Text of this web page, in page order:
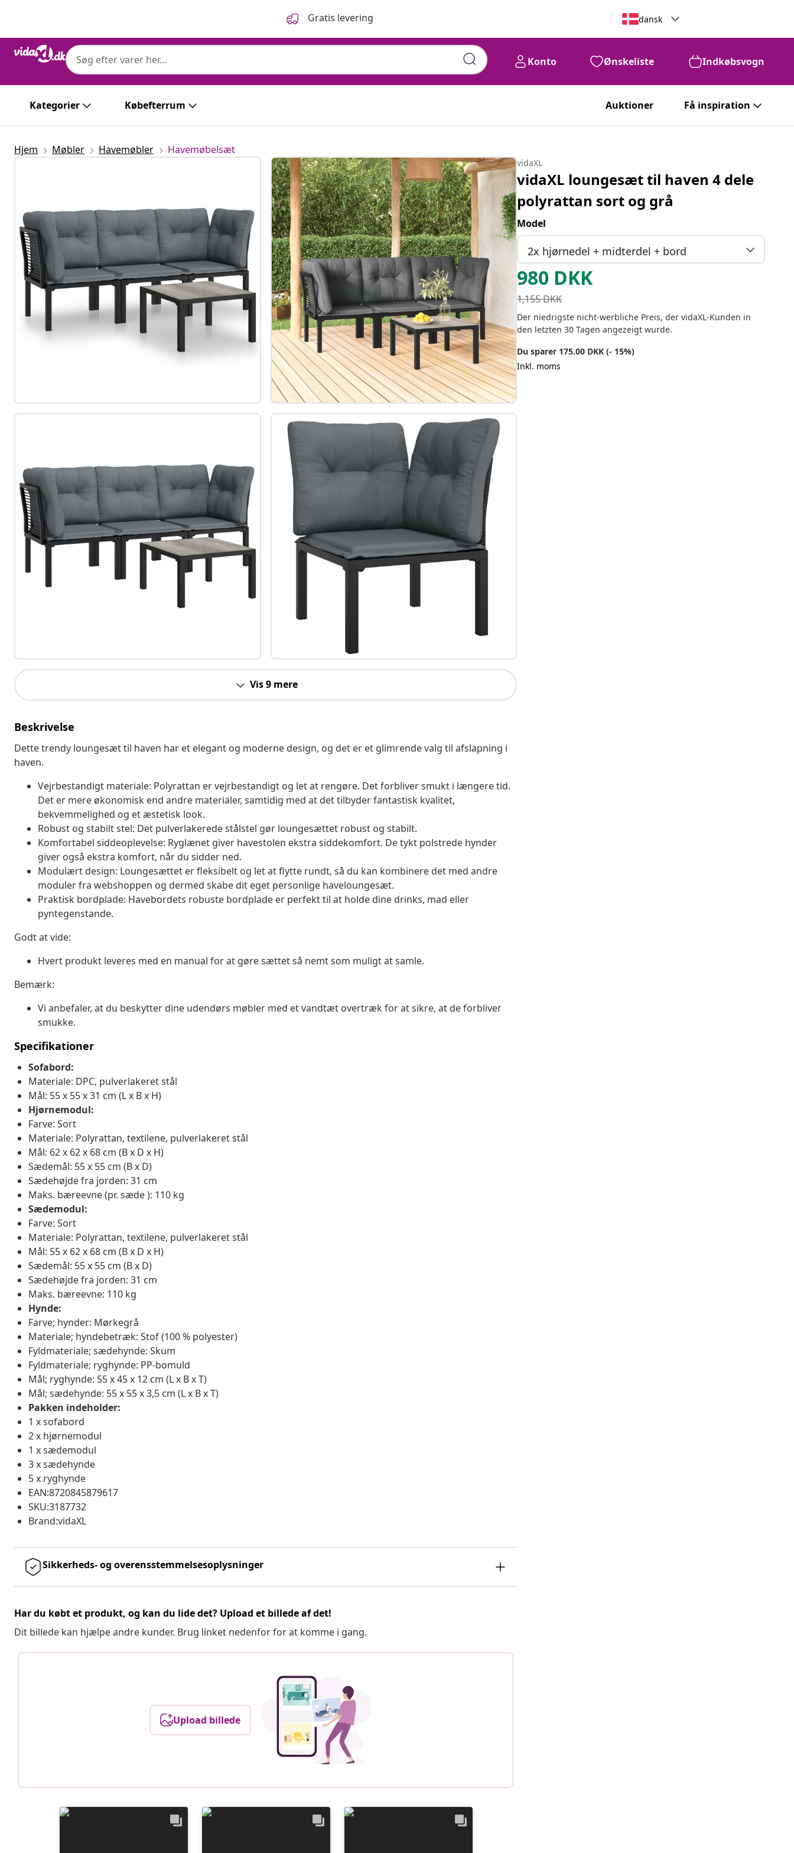
Gratis levering dansk
Konto Ønskeliste Indkøbsvogn
Kategorier Købefterrum Auktioner Få inspiration
Hjem Møbler Havemøbler Havemøbelsæt
Vis 9 mere
Beskrivelse
Dette trendy loungesæt til haven har et elegant og moderne design, og det er et glimrende valg til afslapning i
haven.
Vejrbestandigt materiale: Polyrattan er vejrbestandigt og let at rengøre. Det forbliver smukt i længere tid.
Det er mere økonomisk end andre materialer, samtidig med at det tilbyder fantastisk kvalitet,
bekvemmelighed og et æstetisk look.
Robust og stabilt stel: Det pulverlakerede stålstel gør loungesættet robust og stabilt.
Komfortabel siddeoplevelse: Ryglænet giver havestolen ekstra siddekomfort. De tykt polstrede hynder
giver også ekstra komfort, når du sidder ned.
Modulært design: Loungesættet er fleksibelt og let at flytte rundt, så du kan kombinere det med andre
moduler fra webshoppen og dermed skabe dit eget personlige haveloungesæt.
Praktisk bordplade: Havebordets robuste bordplade er perfekt til at holde dine drinks, mad eller
pyntegenstande.
Godt at vide:
Hvert produkt leveres med en manual for at gøre sættet så nemt som muligt at samle.
Bemærk:
Vi anbefaler, at du beskytter dine udendørs møbler med et vandtæt overtræk for at sikre, at de forbliver
smukke.
Specifikationer
Sofabord:
Materiale: DPC, pulverlakeret stål
Mål: 55 x 55 x 31 cm (L x B x H)
Hjørnemodul:
Farve: Sort
Materiale: Polyrattan, textilene, pulverlakeret stål
Mål: 62 x 62 x 68 cm (B x D x H)
Sædemål: 55 x 55 cm (B x D)
Sædehøjde fra jorden: 31 cm
Maks. bæreevne (pr. sæde ): 110 kg
Sædemodul:
Farve: Sort
Materiale: Polyrattan, textilene, pulverlakeret stål
Mål: 55 x 62 x 68 cm (B x D x H)
Sædemål: 55 x 55 cm (B x D)
Sædehøjde fra jorden: 31 cm
Maks. bæreevne: 110 kg
Hynde:
Farve; hynder: Mørkegrå
Materiale; hyndebetræk: Stof (100 % polyester)
Fyldmateriale; sædehynde: Skum
Fyldmateriale; ryghynde: PP-bomuld
Mål; ryghynde: 55 x 45 x 12 cm (L x B x T)
Mål; sædehynde: 55 x 55 x 3,5 cm (L x B x T)
Pakken indeholder:
1 x sofabord
2 x hjørnemodul
1 x sædemodul
3 x sædehynde
5 x ryghynde
EAN:8720845879617
SKU:3187732
Brand:vidaXL
Sikkerheds- og overensstemmelsesoplysninger
Har du købt et produkt, og kan du lide det? Upload et billede af det!
Dit billede kan hjælpe andre kunder. Brug linket nedenfor for at komme i gang.
Upload billede
vidaXL
vidaXL loungesæt til haven 4 dele
polyrattan sort og grå
Model
2x hjørnedel + midterdel + bord
980 DKK
1,155DKK
Der niedrigste nicht-werbliche Preis, der vidaXL-Kunden in
den letzten 30 Tagen angezeigt wurde.
Du sparer 175.00 DKK (- 15%)
Inkl. moms